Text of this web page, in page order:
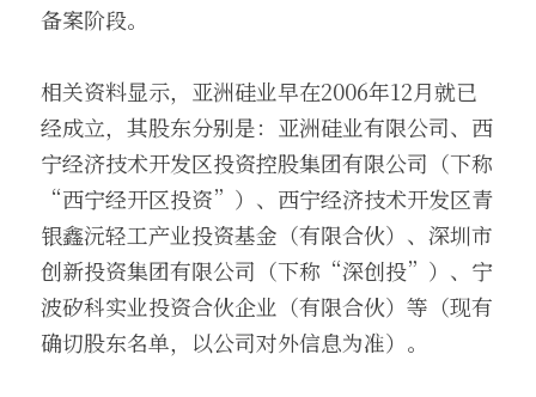
备案阶段。
相关资料显示，亚洲硅业早在2006年12月就已
经成立，其股东分别是：亚洲硅业有限公司、西
宁经济技术开发区投资控股集团有限公司（下称
“西宁经开区投资”）、西宁经济技术开发区青
银鑫沅轻工产业投资基金（有限合伙）、深圳市
创新投资集团有限公司（下称“深创投”）、宁
波矽科实业投资合伙企业（有限合伙）等（现有
确切股东名单，以公司对外信息为准）。